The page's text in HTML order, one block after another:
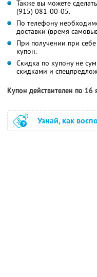
Также вы можете
(915) 081-00-05.
По телефону
доставки (время
При получении при
купон.
Скидка по купону не
скидками и
Купон действителен по 16
Узнай, как